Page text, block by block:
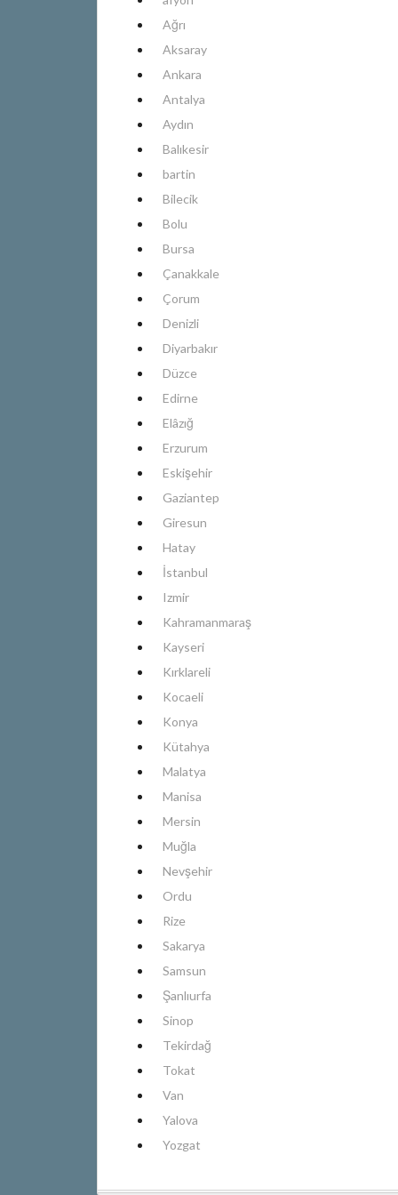
Ağrı
Aksaray
Ankara
Antalya
Aydın
Balıkesir
bartin
Bilecik
Bolu
Bursa
Çanakkale
Çorum
Denizli
Diyarbakır
Düzce
Edirne
Elâzığ
Erzurum
Eskişehir
Gaziantep
Giresun
Hatay
İstanbul
Izmir
Kahramanmaraş
Kayseri
Kırklareli
Kocaeli
Konya
Kütahya
Malatya
Manisa
Mersin
Muğla
Nevşehir
Ordu
Rize
Sakarya
Samsun
Şanlıurfa
Sinop
Tekirdağ
Tokat
Van
Yalova
Yozgat